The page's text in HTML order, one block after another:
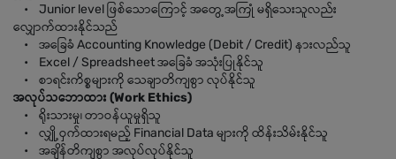
• Junior level ဖြစ်သောကြောင့် အတွေ့အကြုံ မရှိသေးသူလည်း
လျှောက်ထားနိုင်သည်
• အခြေခံ Accounting Knowledge (Debit / Credit) နားလည်သူ
• Excel / Spreadsheet အခြေခံ အသုံးပြုနိုင်သူ
• စာရင်းကိစ္စများကို သေချာတိကျစွာ လုပ်နိုင်သူ
အလုပ်သဘောထား (Work Ethics)
• ရိုးသားမှု၊ တာဝန်ယူမှုရှိသူ
• လျှို့ဝှက်ထားရမည့် Financial Data များကို ထိန်းသိမ်းနိုင်သူ
• အချိန်တိကျစွာ အလုပ်လုပ်နိုင်သူ